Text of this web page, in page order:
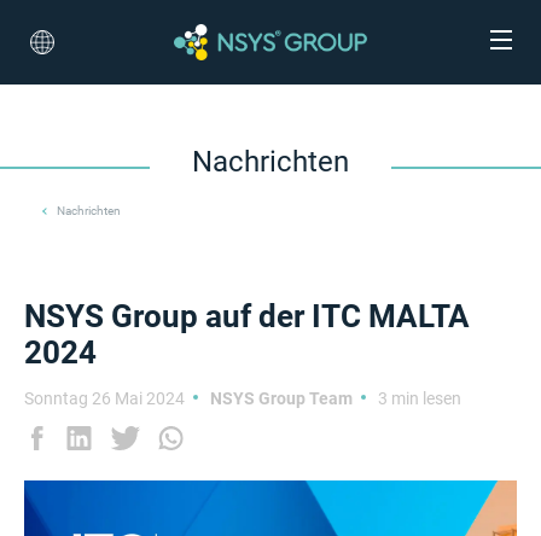
Nachrichten
Nachrichten
NSYS Group auf der ITC MALTA
2024
Sonntag 26 Mai 2024 NSYS Group Team 3 min lesen